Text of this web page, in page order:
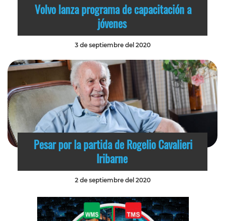
Volvo lanza programa de capacitación a
jóvenes
3 de septiembre del 2020
Pesar por la partida de Rogelio Cavalieri
Iribarne
2 de septiembre del 2020